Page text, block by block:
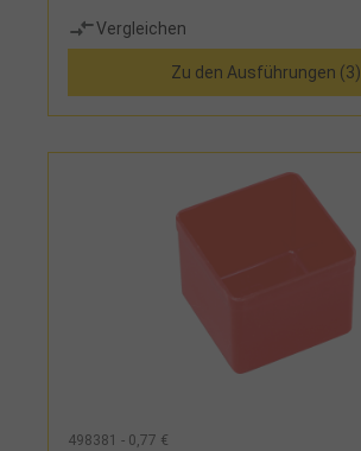
Vergleichen
Zu den Ausführungen (3)
498381 - 0,77 €